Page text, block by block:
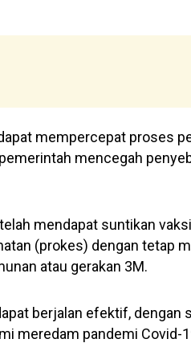
mempercepat proses
mencegah
mendapat suntikan
(prokes) dengan tetap
atau gerakan 3M.
berjalan efektif, dengan
meredam pandemi Covid-